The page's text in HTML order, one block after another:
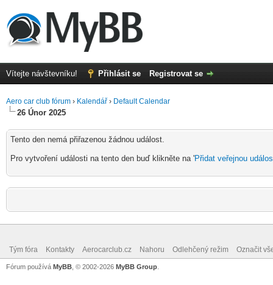
Vítejte návštevníku! Přihlásit se Registrovat se
Aero car club fórum › Kalendář › Default Calendar
26 Únor 2025
Tento den nemá přiřazenou žádnou událost.
Pro vytvoření události na tento den buď klikněte na 'Přidat veřejnou
Tým fóra Kontakty Aerocarclub.cz Nahoru Odlehčený režim Označit
Fórum používá MyBB , © 2002-2026 MyBB Group